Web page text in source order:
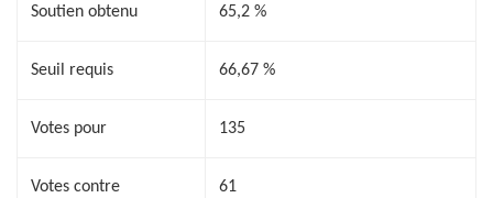
Soutien obtenu 65,2 %
Seuil requis 66,67 %
Votes pour 135
Votes contre 61